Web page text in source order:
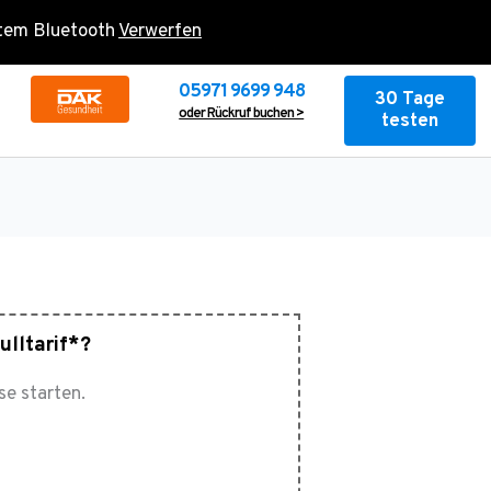
BluetoothVerwerfen
05971 9699 948
oder Rückruf buchen >
30 Tage
testen
starten.